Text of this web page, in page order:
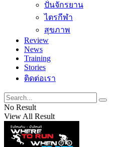
ปั่นจักรยาน
ไตรกีฬา
สุขภาพ
Review
News
Training
Stories
ติดต่อเรา
No Result
View All Result